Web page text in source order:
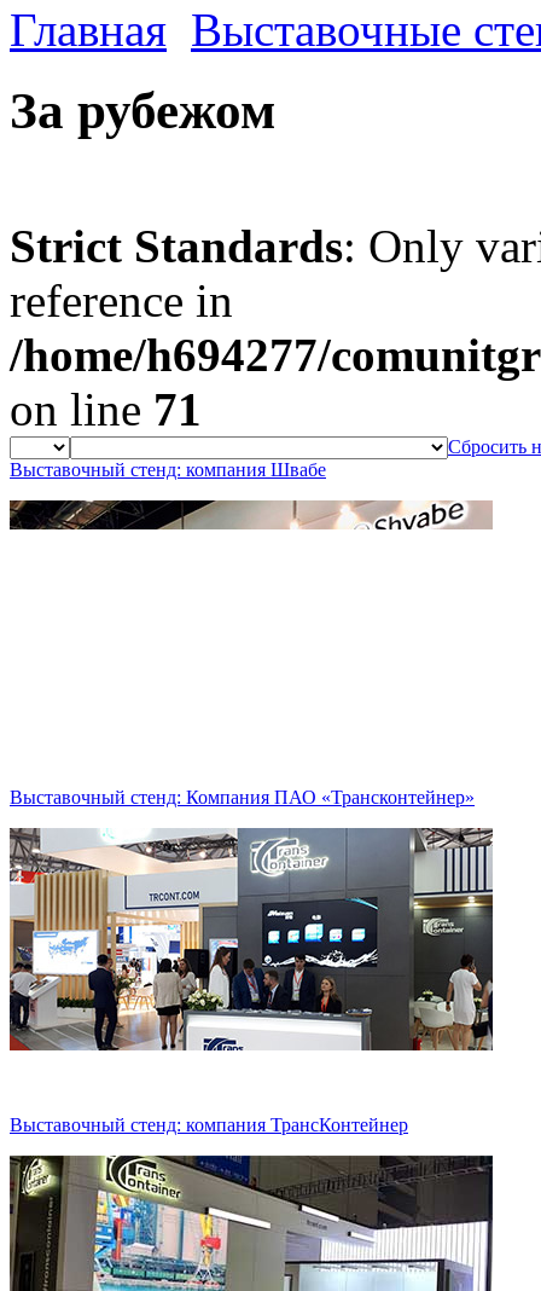
Главная Выставочные
За рубежом
Strict Standards: Only
reference in
/home/h694277/
on line 71
Сбросить
Выставочный стенд: компания Швабе
Выставочный стенд: Компания ПАО «Трансконтейнер»
Выставочный стенд: компания ТрансКонтейнер